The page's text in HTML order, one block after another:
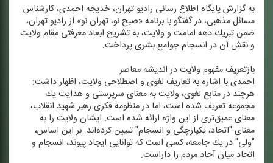
به گزارش پایگاه اطلاع رسانی رادیو تهران، خدیجه احمدی، كارشناس
مسائل مذهبی، در گفتگو با برنامه «صبح نو، تهران نو» از رادیو تهران،
ضمن تبریك دهه امامت و ولایت، به تشریح ابعاد معرفتی مقام ولایت
و نقش آن در انسجام جوامع بشری پرداخت.
بازتعریف مفهوم ولایت در اندیشه معاصر
احمدی با اشاره به تعاریف لغوی و اصطلاحی ولایت، اظهار داشت:
هرچند در منابع لغوی، ولایت به معنای سرپرستی و هدایت یك
مجموعه تعریف شده است، اما در منظومه فكری رهبر شهید انقلاب،
معنای عمیق‌تری از این واژه ارائه شده است. ایشان ولایت را به
معنای "اتحاد، یكپارچگی و انسجام" تبیین كرده‌اند. بر این اساس،
"ولی" در یك جامعه، كسی است كه توانایی ایجاد پیوند، انسجام و
اتحاد میان آحاد مردم را داراست.